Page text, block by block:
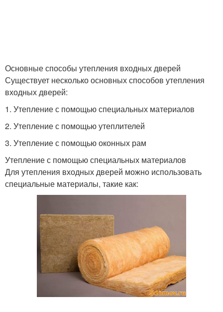
Основные способы утепления входных дверей
Существует несколько основных способов утепления
входных дверей:
1. Утепление с помощью специальных материалов
2. Утепление с помощью утеплителей
3. Утепление с помощью оконных рам
Утепление с помощью специальных материалов
Для утепления входных дверей можно использовать
специальные материалы, такие как: